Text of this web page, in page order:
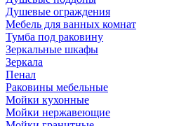
Душевые ограждения
Мебель для ванных комнат
Тумба под раковину
Зеркальные шкафы
Зеркала
Пенал
Раковины мебельные
Мойки кухонные
Мойки нержавеющие